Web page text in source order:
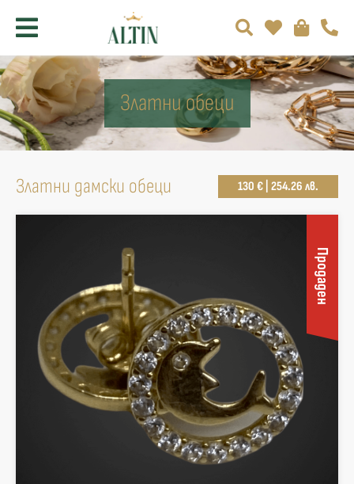
Златни обеци
Златни дамски обеци 130 € | 254.26 лв.
Продаден